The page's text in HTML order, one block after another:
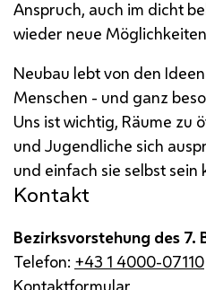
Anspruch, auch im dicht
wieder neue
Neubau lebt von den
Menschen - und ganz
Uns ist wichtig, Räume zu
und Jugendliche sich
und einfach sie selbst sein
Kontakt
Bezirksvorstehung des 7.
Telefon: +43 1 4000-07110
Kontaktformular